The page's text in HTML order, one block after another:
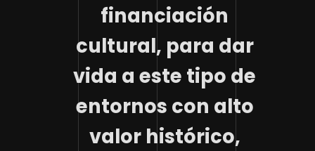
financiación
cultural, para dar
vida a este tipo de
entornos con alto
valor histórico,